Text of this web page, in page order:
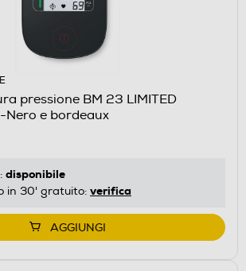
pressione BM 23 LIMITED
Nero e bordeaux
disponibile
in 30' gratuito: verifica
AGGIUNGI